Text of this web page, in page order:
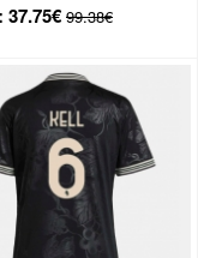
37.75€ 99.38€